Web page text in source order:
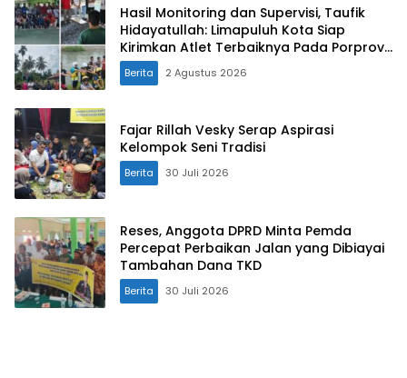
Hasil Monitoring dan Supervisi, Taufik
Hidayatullah: Limapuluh Kota Siap
Kirimkan Atlet Terbaiknya Pada Porprov
Sumbar 2026
Berita 2 Agustus 2026
Fajar Rillah Vesky Serap Aspirasi
Kelompok Seni Tradisi
Berita 30 Juli 2026
Reses, Anggota DPRD Minta Pemda
Percepat Perbaikan Jalan yang Dibiayai
Tambahan Dana TKD
Berita 30 Juli 2026